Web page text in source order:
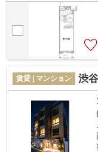
対策もバッチリなマンショ
賃貸 | マンション 渋